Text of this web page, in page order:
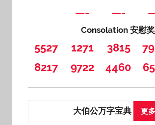
—-
—-
Consolation 安慰奖
5527 1271 3815
8217
9722 4460
大伯公万字宝典 更多